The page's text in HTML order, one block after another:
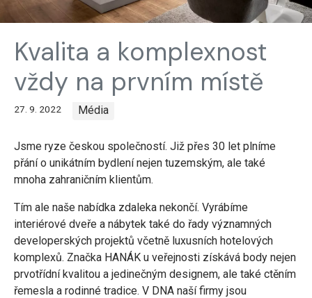
Kvalita a komplexnost
vždy na prvním místě
27. 9. 2022 Média
Jsme ryze českou společností. Již přes 30 let plníme
přání o unikátním bydlení nejen tuzemským, ale také
mnoha zahraničním klientům.
Tím ale naše nabídka zdaleka nekončí. Vyrábíme
interiérové dveře a nábytek také do řady významných
developerských projektů včetně luxusních hotelových
komplexů. Značka HANÁK u veřejnosti získává body nejen
prvotřídní kvalitou a jedinečným designem, ale také ctěním
řemesla a rodinné tradice. V DNA naší firmy jsou